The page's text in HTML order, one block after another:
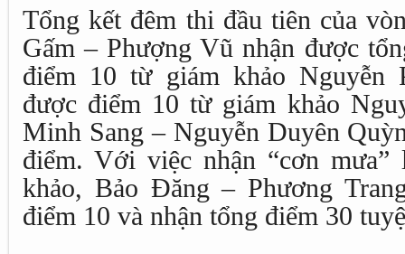
Tổng kết đêm thi đầu tiên của
Gấm – Phượng Vũ nhận được
điểm 10 từ giám khảo Nguyễn
được điểm 10 từ giám khảo
Minh Sang – Nguyễn Duyên
điểm. Với việc nhận “cơn
khảo, Bảo Đăng – Phương
điểm 10 và nhận tổng điểm 30